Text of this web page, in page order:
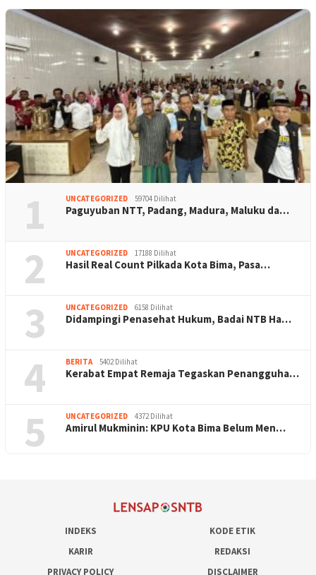
1 UNCATEGORIZED 59704 Dilihat
Paguyuban NTT, Padang, Madura, Maluku da…
2 UNCATEGORIZED 17188 Dilihat
Hasil Real Count Pilkada Kota Bima, Pasa…
3 UNCATEGORIZED 6158 Dilihat
Didampingi Penasehat Hukum, Badai NTB Ha…
4 BERITA 5402 Dilihat
Kerabat Empat Remaja Tegaskan Penangguha…
5 UNCATEGORIZED 4372 Dilihat
Amirul Mukminin: KPU Kota Bima Belum Men…
INDEKS
KODE ETIK
KARIR
REDAKSI
PRIVACY POLICY
DISCLAIMER